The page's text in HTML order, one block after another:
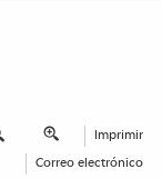
Imprimir
Correo electrónico